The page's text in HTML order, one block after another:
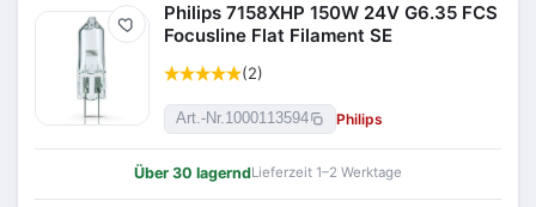
Merken
Philips 7158XHP 150W 24V G6.35 FCS
Focusline Flat Filament SE
(2)
Art.-Nr.1000113594 Philips
Über 30 lagerndLieferzeit 1–2 Werktage